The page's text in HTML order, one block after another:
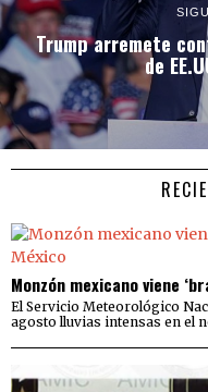
Trump arremete
de
Monzón mexicano viene
El Servicio Meteorológico
agosto lluvias intensas en el